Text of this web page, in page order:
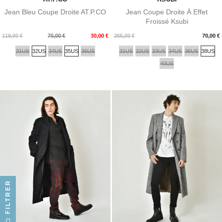
Jean Bleu Coupe Droite AT.P.CO
119,00 €
Prix
70,00 € 30,00 €
Prix
31US 32US 34US 35US 36US
Jean Coupe Droite À Effet
Froissé Ksubi
265,00 € 70,00 €
Prix
31US 32US 33US 34US 36US 38US
40US
FILTRER